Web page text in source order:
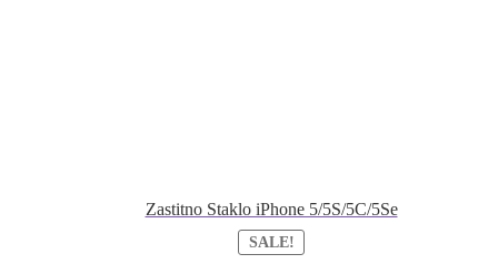
Zastitno Staklo iPhone 5/5S/5C/5Se
SALE!